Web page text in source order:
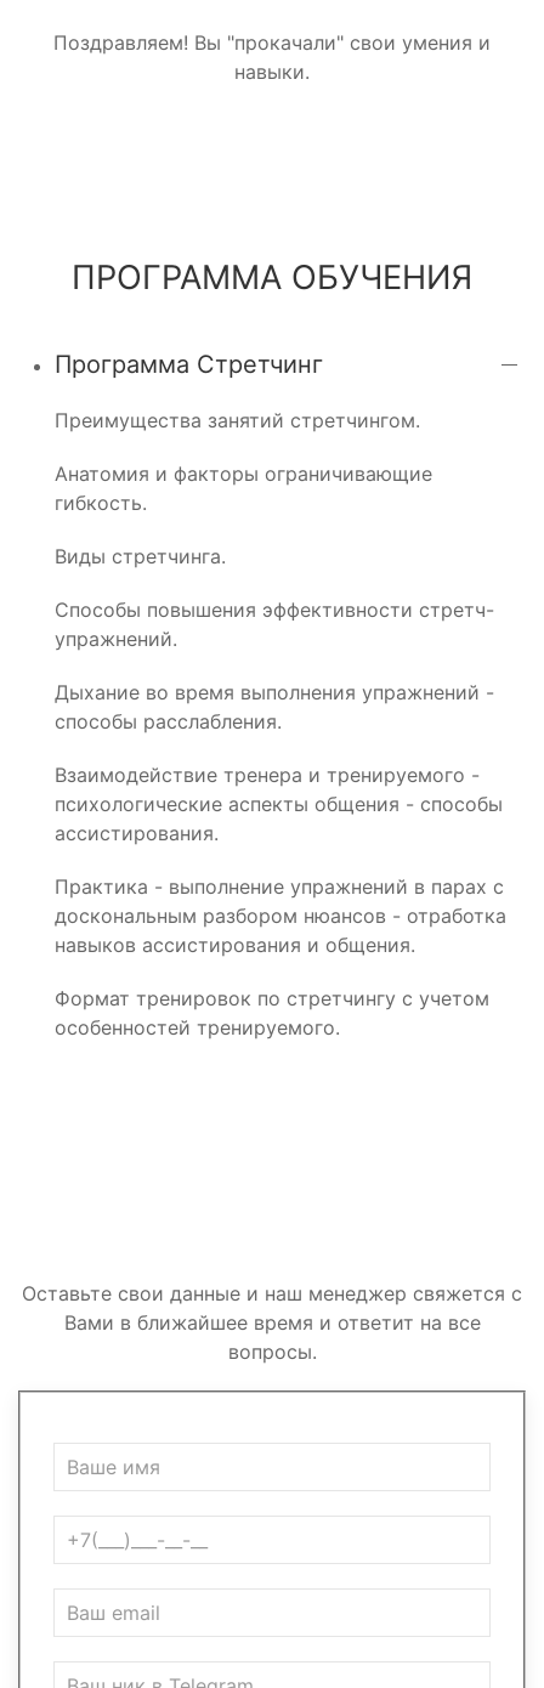
Поздравляем! Вы "прокачали" свои умения и
навыки.
ПРОГРАММА ОБУЧЕНИЯ
Программа Стретчинг
Преимущества занятий стретчингом.
Анатомия и факторы ограничивающие
гибкость.
Виды стретчинга.
Способы повышения эффективности стретч-
упражнений.
Дыхание во время выполнения упражнений -
способы расслабления.
Взаимодействие тренера и тренируемого -
психологические аспекты общения - способы
ассистирования.
Практика - выполнение упражнений в парах с
доскональным разбором нюансов - отработка
навыков ассистирования и общения.
Формат тренировок по стретчингу с учетом
особенностей тренируемого.
Оставьте свои данные и наш менеджер свяжется с
Вами в ближайшее время и ответит на все
вопросы.